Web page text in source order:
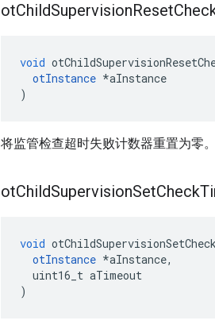
otChildSupervisionReset
void
otInstance *aInstance
)
将监管检查超时失败计数器重置为零。
otChildSupervisionSetCheck
void
otInstance *aInstance,
uint16_t aTimeout
)